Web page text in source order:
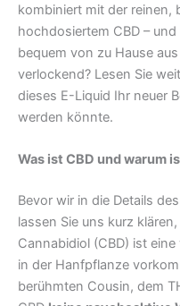
kombiniert mit der reinen,
hochdosiertem CBD –
bequem von zu Hause
verlockend? Lesen Sie
dieses E-Liquid Ihr neuer
werden könnte.
Was ist CBD und warum
Bevor wir in die Details
lassen Sie uns kurz
Cannabidiol (CBD) ist
in der Hanfpflanze
berühmten Cousin, dem